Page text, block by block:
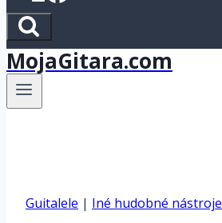
MojaGitara.com
Guitalele | Iné hudobné nástroje